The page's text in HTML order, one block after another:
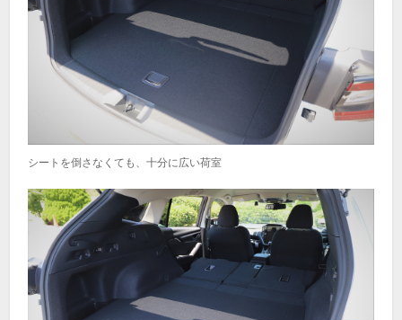
シートを倒さなくても、十分に広い荷室